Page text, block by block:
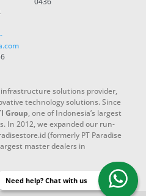
Need help? Chat with us
solutions provider,
technology solutions. Since
Group, one of Indonesia’s largest
In 2012, we expanded our run-
(formerly PT Paradise
master dealers in